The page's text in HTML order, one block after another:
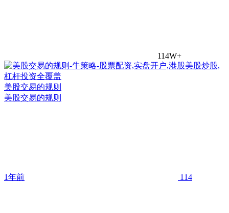
114W+
美股交易的规则
美股交易的规则
1年前 114